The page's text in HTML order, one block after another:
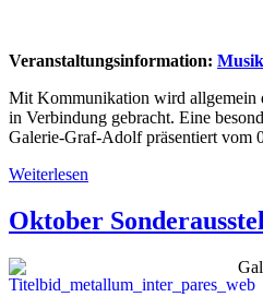
Veranstaltungsinformation:
Mit Kommunikation wird allgemein
in Verbindung gebracht. Eine
Galerie-Graf-Adolf präsentiert vom
Weiterlesen
Oktober